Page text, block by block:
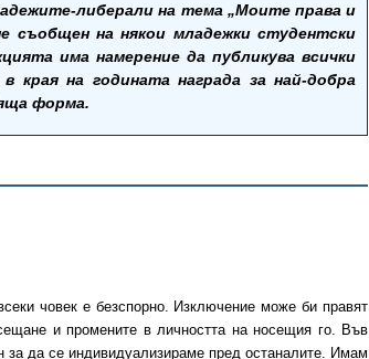
либерали на тема „Моите права и
съобщен на някои младежки студентски
има намерение да публикува всички
на годината награда за най-добра
форма.
човек е безспорнo. Изключение може би правят
и промените в личността на носещия го. Във
за да се индивидуализираме пред останалите. Имам